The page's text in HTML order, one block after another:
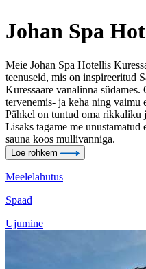
Johan Spa
Meie Johan Spa Hotellis
teenuseid, mis on inspireeritud
Kuressaare vanalinna südames.
tervenemis- ja keha ning vaimu
Pähkel on tuntud oma rikkaliku
Lisaks tagame me unustamatud
sauna koos mullivanniga.
Loe rohkem
Meelelahutus
Spaad
Ujumine